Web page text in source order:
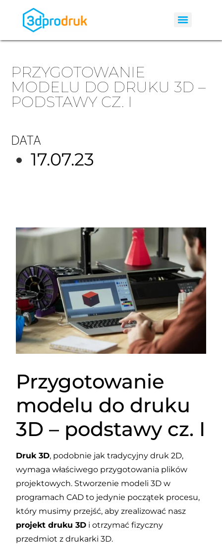
PRZYGOTOWANIE
MODELU DO DRUKU 3D –
PODSTAWY CZ. I
DATA
17.07.23
Przygotowanie
modelu do druku
3D – podstawy cz. I
Druk 3D, podobnie jak tradycyjny druk 2D,
wymaga właściwego przygotowania plików
projektowych. Stworzenie modeli 3D w
programach CAD to jedynie początek procesu,
który musimy przejść, aby zrealizować nasz
projekt druku 3D i otrzymać fizyczny
przedmiot z drukarki 3D.